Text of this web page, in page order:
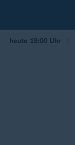
heute 19:00 Uhr